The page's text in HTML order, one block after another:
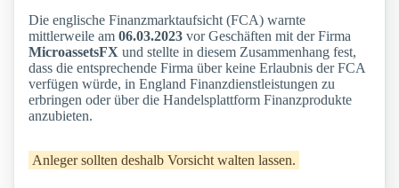
Die englische Finanzmarktaufsicht (FCA) warnte
mittlerweile am 06.03.2023 vor Geschäften mit der Firma
MicroassetsFX und stellte in diesem Zusammenhang fest,
dass die entsprechende Firma über keine Erlaubnis der FCA
verfügen würde, in England Finanzdienstleistungen zu
erbringen oder über die Handelsplattform Finanzprodukte
anzubieten.
Anleger sollten deshalb Vorsicht walten lassen.